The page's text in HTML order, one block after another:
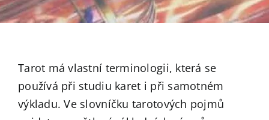
Tarot má vlastní terminologii, která se
používá při studiu karet i při samotném
výkladu. Ve slovníčku tarotových pojmů